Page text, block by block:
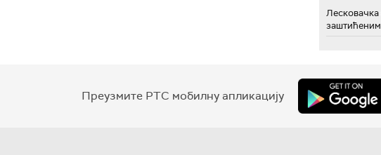
Преузмите РТС мобилну апликацију